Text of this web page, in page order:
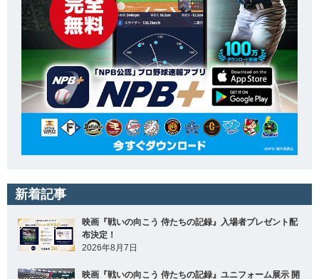
新着記事
映画『戦いの向こう 侍たちの記録』入場者プレゼント配
布決定！
2026年8月7日
映画『戦いの向こう 侍たちの記録』ユニフォーム展示 開